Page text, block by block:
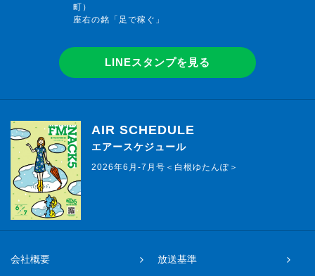
町）
座右の銘「足で稼ぐ」
LINEスタンプを見る
AIR SCHEDULE
エアースケジュール
2026年6月-7月号＜白根ゆたんぽ＞
会社概要
放送基準